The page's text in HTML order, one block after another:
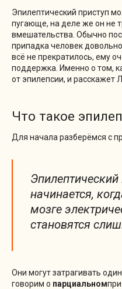
Эпилептический приступ
пугающе, на деле же он не
вмешательства. Обычно
припадка человек
всё не прекратилось, ему
поддержка. Именно о том,
от эпилепсии, и расскажет
Что такое
Для начала разберёмся с
начинается,
мозге
становятся
Они могут затрагивать
говорим о парциальном